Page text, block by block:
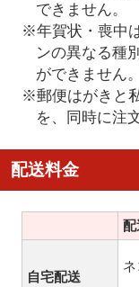
できません。
※年賀状・喪中
ンの異なる種
ができません。
※郵便はがきと
を、同時に注
配送料金
自宅配送